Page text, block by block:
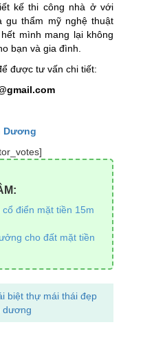
kế thi công nhà ở với
gu thẩm mỹ nghệ thuật
mình mang lại không
bạn và gia đình.
được tư vấn chi tiết:
Dương
điển mặt tiền 15m
cho đất mặt tiền
biệt thự mái thái đẹp
dương